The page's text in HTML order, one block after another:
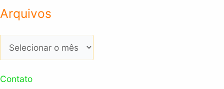
Arquivos
Arquivos
Contato